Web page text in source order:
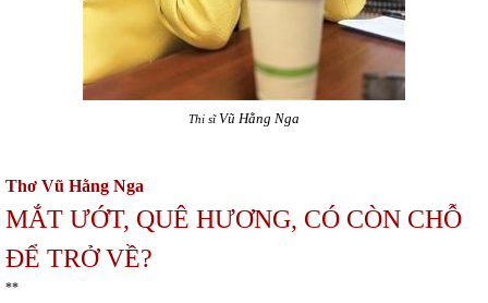
Thi sĩVũ Hằng Nga
Thơ Vũ Hằng Nga
MẮT ƯỚT, QUÊ HƯƠNG, CÓ CÒN CHỖ
ĐỂ TRỞ VỀ?
**